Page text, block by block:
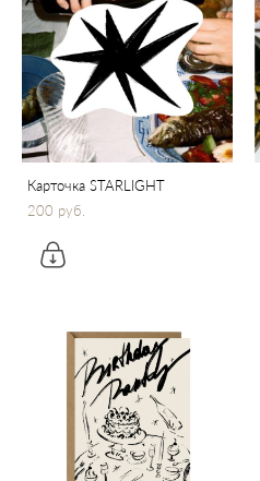
Карточка STARLIGHT
200 pуб.